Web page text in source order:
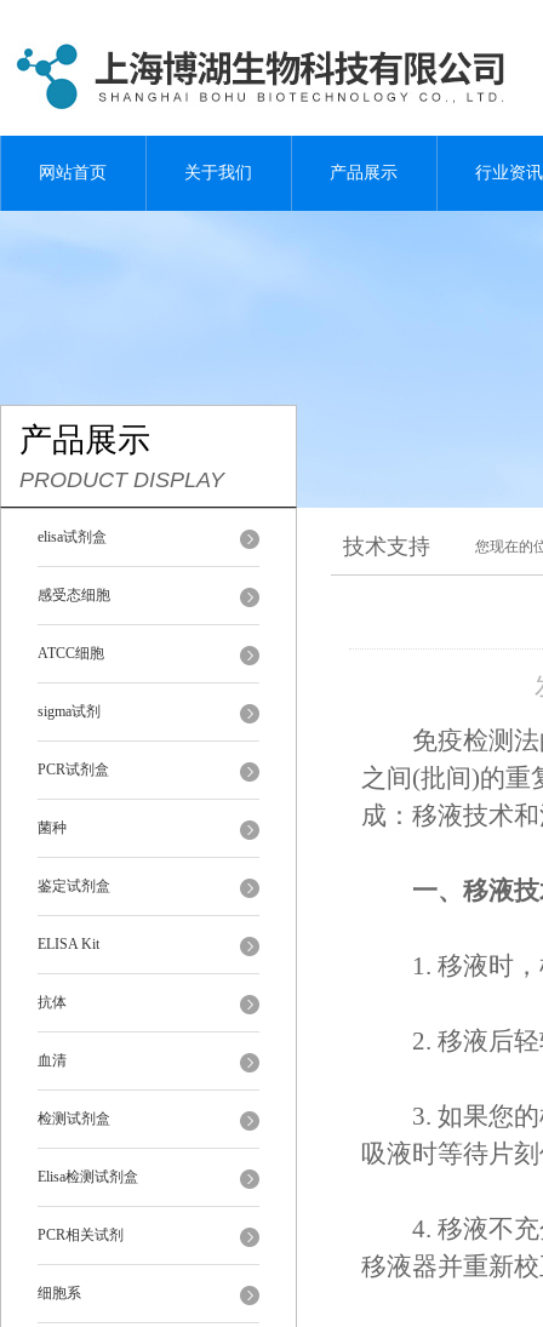
网站首页 关于我们 产品展示 行业资讯
产品展示
PRODUCT DISPLAY
elisa试剂盒
感受态细胞
ATCC细胞
sigma试剂
PCR试剂盒
菌种
鉴定试剂盒
ELISA Kit
抗体
血清
检测试剂盒
Elisa检测试剂盒
PCR相关试剂
细胞系
技术支持 您现在的
免疫检测法的
之间(批间)的重
成：移液技术
一、移液
1. 移液时，
2. 移液后轻
3. 如果您的
吸液时等待片
4. 移液不充
移液器并重新